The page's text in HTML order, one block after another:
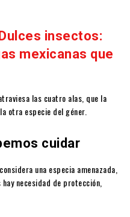
insectos:
mexicanas que
las cuatro alas, que la
otra especie del géner.
cuidar
una especia amenazada,
necesidad de protección,